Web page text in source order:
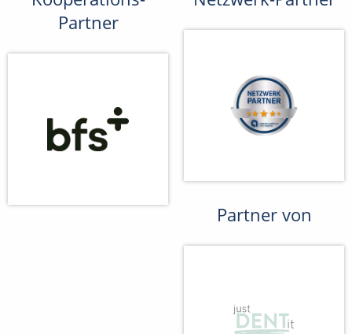
Partner
Partner von